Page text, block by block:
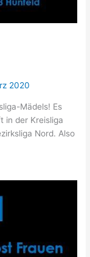
2020
Mädels! Es
in der Kreisliga
Nord. Also